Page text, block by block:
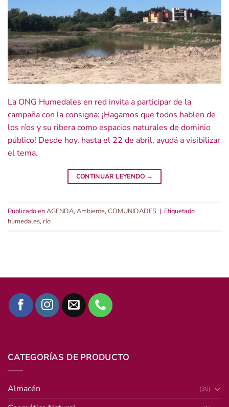
La ONG Humedales en red invita a participar de la
campaña con la consigna: ¡Hagamos que todos hablen de
los ríos y su ribera como espacios naturales de dominio
público! Desde hoy, hasta el 22 de abril, ayudá a visibilizar
el tema.
CONTINUAR LEYENDO →
Publicado enAGENDA,Ambiente,COMUNIDADES | Etiquetado
humedales, río
CATEGORÍAS DE PRODUCTO
Almacén (30)